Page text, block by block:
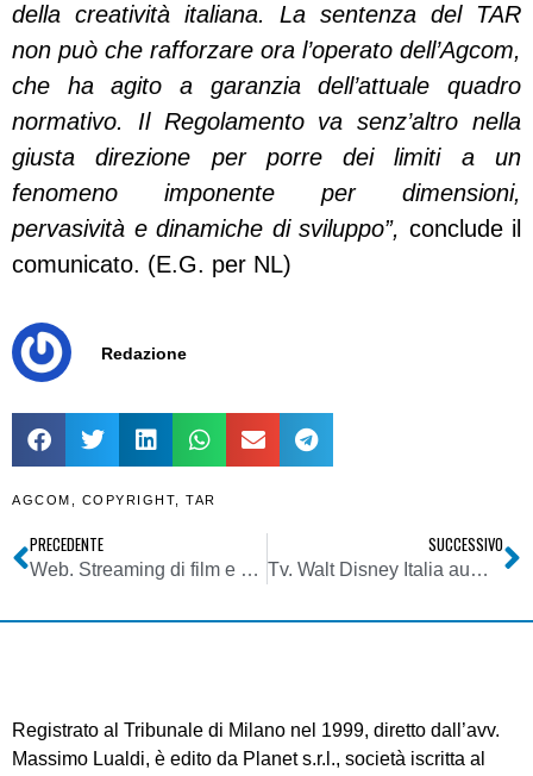
della creatività italiana. La sentenza del TAR
non può che rafforzare ora l’operato dell’Agcom,
che ha agito a garanzia dell’attuale quadro
normativo. Il Regolamento va senz’altro nella
giusta direzione per porre dei limiti a un
fenomeno imponente per dimensioni,
pervasività e dinamiche di sviluppo”, conclude il
comunicato. (E.G. per NL)
Redazione
AGCOM COPYRIGHT TAR
PRECEDENTE
Web. Streaming di film e musica, giurisdizioni di merito: nessuna violazione copyright se non c’è fine di lucro
SUCCESSIVO
Tv. Walt Disney Italia aumenta i ricavi: si punta ancora sulla televisione
Registrato al Tribunale di Milano nel 1999, diretto dall’avv.
Massimo Lualdi, è edito da Planet s.r.l., società iscritta al